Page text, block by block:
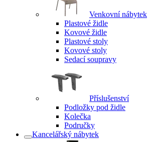
Venkovní nábytek
Plastové židle
Kovové židle
Plastové stoly
Kovové stoly
Sedací soupravy
Příslušenství
Podložky pod židle
Kolečka
Područky
Kancelářský nábytek